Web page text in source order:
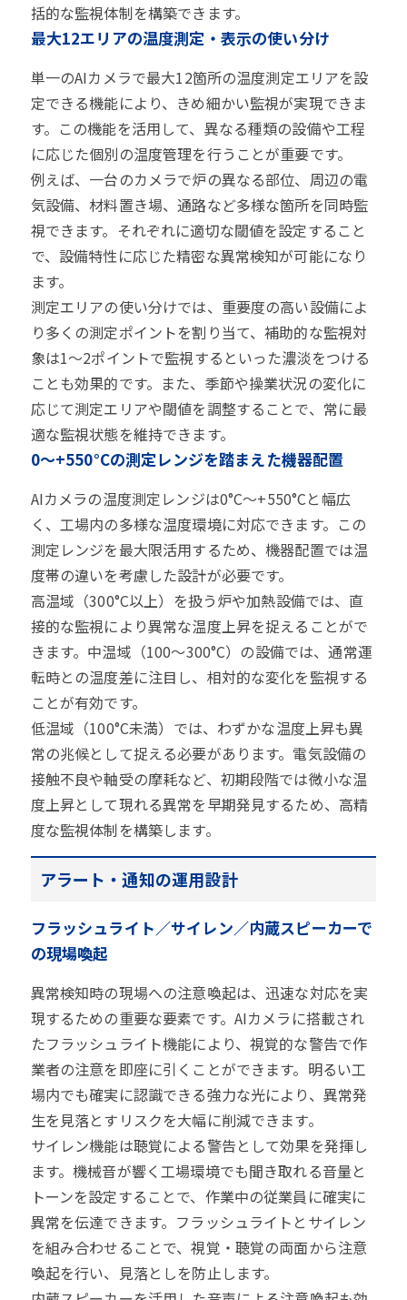
括的な監視体制を構築できます。
最大12エリアの温度測定・表示の使い分け
単一のAIカメラで最大12箇所の温度測定エリアを設
定できる機能により、きめ細かい監視が実現できま
す。この機能を活用して、異なる種類の設備や工程
に応じた個別の温度管理を行うことが重要です。
例えば、一台のカメラで炉の異なる部位、周辺の電
気設備、材料置き場、通路など多様な箇所を同時監
視できます。それぞれに適切な閾値を設定すること
で、設備特性に応じた精密な異常検知が可能になり
ます。
測定エリアの使い分けでは、重要度の高い設備によ
り多くの測定ポイントを割り当て、補助的な監視対
象は1〜2ポイントで監視するといった濃淡をつける
ことも効果的です。また、季節や操業状況の変化に
応じて測定エリアや閾値を調整することで、常に最
適な監視状態を維持できます。
0〜+550°Cの測定レンジを踏まえた機器配置
AIカメラの温度測定レンジは0°C〜+550°Cと幅広
く、工場内の多様な温度環境に対応できます。この
測定レンジを最大限活用するため、機器配置では温
度帯の違いを考慮した設計が必要です。
高温域（300°C以上）を扱う炉や加熱設備では、直
接的な監視により異常な温度上昇を捉えることがで
きます。中温域（100〜300°C）の設備では、通常運
転時との温度差に注目し、相対的な変化を監視する
ことが有効です。
低温域（100°C未満）では、わずかな温度上昇も異
常の兆候として捉える必要があります。電気設備の
接触不良や軸受の摩耗など、初期段階では微小な温
度上昇として現れる異常を早期発見するため、高精
度な監視体制を構築します。
アラート・通知の運用設計
フラッシュライト／サイレン／内蔵スピーカーで
の現場喚起
異常検知時の現場への注意喚起は、迅速な対応を実
現するための重要な要素です。AIカメラに搭載され
たフラッシュライト機能により、視覚的な警告で作
業者の注意を即座に引くことができます。明るい工
場内でも確実に認識できる強力な光により、異常発
生を見落とすリスクを大幅に削減できます。
サイレン機能は聴覚による警告として効果を発揮し
ます。機械音が響く工場環境でも聞き取れる音量と
トーンを設定することで、作業中の従業員に確実に
異常を伝達できます。フラッシュライトとサイレン
を組み合わせることで、視覚・聴覚の両面から注意
喚起を行い、見落としを防止します。